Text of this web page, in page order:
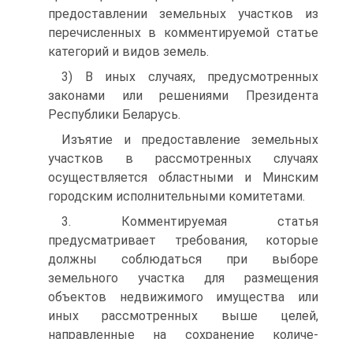
предоставлении земельных участков из
перечисленных в комментируемой ста­тье
категорий и видов земель.
3) В иных случаях, предусмотренных
законами или решени­ями Президента
Республики Беларусь.
Изъятие и предоставление земельных
участков в рассмот­ренных случаях
осуществляется областными и Минским
город­ским исполнительными комитетами.
3. Комментируемая статья
предусматривает требования, ко­торые
должны соблюдаться при выборе
земельного участка для размещения
объектов недвижимого имущества или
иных рас­смотренных выше целей,
направленные на сохранение количе­